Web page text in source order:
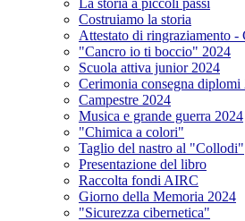
La storia a piccoli passi
Costruiamo la storia
Attestato di ringraziamento
"Cancro io ti boccio" 2024
Scuola attiva junior 2024
Cerimonia consegna diplomi
Campestre 2024
Musica e grande guerra 2024
"Chimica a colori"
Taglio del nastro al "Collodi"
Presentazione del libro
Raccolta fondi AIRC
Giorno della Memoria 2024
"Sicurezza cibernetica"